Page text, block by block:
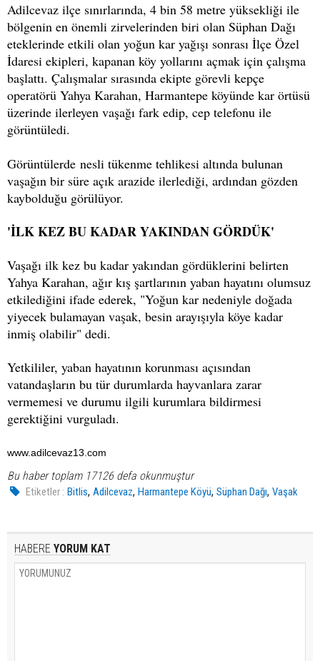
Adilcevaz ilçe sınırlarında, 4 bin 58 metre yüksekliği ile
bölgenin en önemli zirvelerinden biri olan Süphan Dağı
eteklerinde etkili olan yoğun kar yağışı sonrası İlçe Özel
İdaresi ekipleri, kapanan köy yollarını açmak için çalışma
başlattı. Çalışmalar sırasında ekipte görevli kepçe
operatörü Yahya Karahan, Harmantepe köyünde kar örtüsü
üzerinde ilerleyen vaşağı fark edip, cep telefonu ile
görüntüledi.
Görüntülerde nesli tükenme tehlikesi altında bulunan
vaşağın bir süre açık arazide ilerlediği, ardından gözden
kaybolduğu görülüyor.
'İLK KEZ BU KADAR YAKINDAN GÖRDÜK'
Vaşağı ilk kez bu kadar yakından gördüklerini belirten
Yahya Karahan, ağır kış şartlarının yaban hayatını olumsuz
etkilediğini ifade ederek, "Yoğun kar nedeniyle doğada
yiyecek bulamayan vaşak, besin arayışıyla köye kadar
inmiş olabilir" dedi.
Yetkililer, yaban hayatının korunması açısından
vatandaşların bu tür durumlarda hayvanlara zarar
vermemesi ve durumu ilgili kurumlara bildirmesi
gerektiğini vurguladı.
www.adilcevaz13.com
Bu haber toplam 17126 defa okunmuştur
Etiketler : Bitlis,Adilcevaz,Harmantepe Köyü,Süphan Dağı,Vaşak
HABERE YORUM KAT